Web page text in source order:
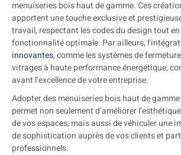
menuiseries bois haut de gamme. Ces
apportent une touche exclusive et
travail, respectant les codes du design tout
fonctionnalité optimale. Par ailleurs,
innovantes, comme les systèmes de
vitrages à haute performance énergétique,
avant l’excellence de votre entreprise.
Adopter des menuiseries bois haut de
permet non seulement d’améliorer
de vos espaces, mais aussi de véhiculer une
de sophistication auprès de vos clients et
professionnels.